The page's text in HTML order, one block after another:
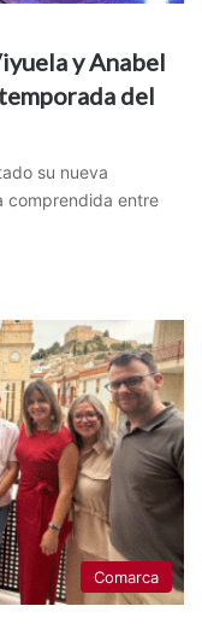
y Anabel
del
su nueva
comprendida entre
Comarca